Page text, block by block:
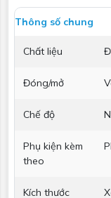
Thông số chung
Chất liệu
Đóng/mở
Chế độ
Phụ kiện kèm
theo
Kích thước